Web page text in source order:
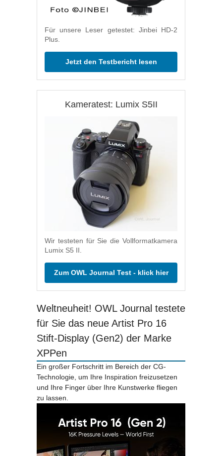
Für unsere Leser getestet: Jinbei HD-2
Plus.
Jetzt den Testbericht lesen
Kameratest: Lumix S5II
Wir testeten für Sie die Vollformatkamera
Lumix S5 II.
Zum OWL Journal Test - klick hier
Weltneuheit! OWL Journal testete
für Sie das neue Artist Pro 16
Stift-Display (Gen2) der Marke
XPPen
Ein großer Fortschritt im Bereich der CG-
Technologie, um Ihre Inspiration freizusetzen
und Ihre Finger über Ihre Kunstwerke fliegen
zu lassen.